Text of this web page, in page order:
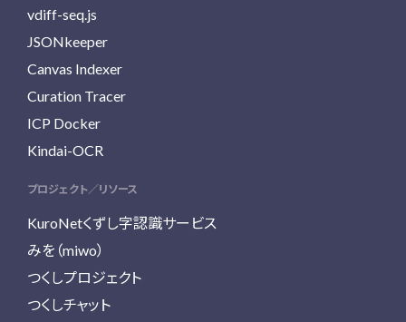
vdiff-seq.js
JSONkeeper
Canvas Indexer
Curation Tracer
ICP Docker
Kindai-OCR
プロジェクト／リソース
KuroNetくずし字認識サービス
みを（miwo）
つくしプロジェクト
つくしチャット